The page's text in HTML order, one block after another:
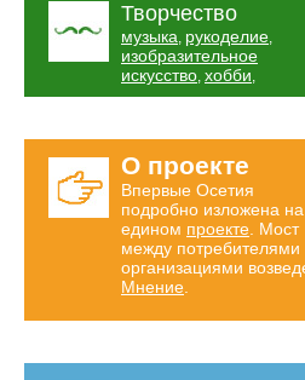
Творчество
музыка, рукоделие,
изобразительное
искусство, хобби,
О проекте
Впервые Осетия
подробно изложена на
едином проекте . Мост
между потребителями
организациями
Мнение